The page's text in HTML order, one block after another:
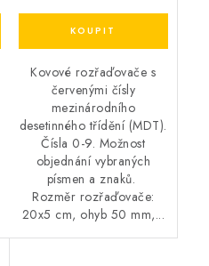
Kovové rozřaďovače s
červenými čísly
mezinárodního
desetinného třídění (MDT).
Čísla 0-9. Možnost
objednání vybraných
písmen a znaků.
Rozměr rozřaďovače:
20x5 cm, ohyb 50 mm,...